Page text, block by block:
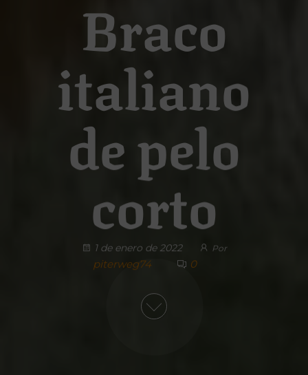
Braco
italiano
de pelo
corto
1 de enero de 2022 Por
piterweg74 0